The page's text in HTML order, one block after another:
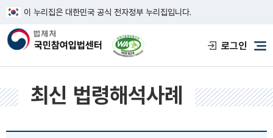
이 누리집은 대한민국 공식 전자정부 누리집입니다.
한국웹접근성인증평가원 웹접근성 사이
로그인
메
최신 법령해석사례